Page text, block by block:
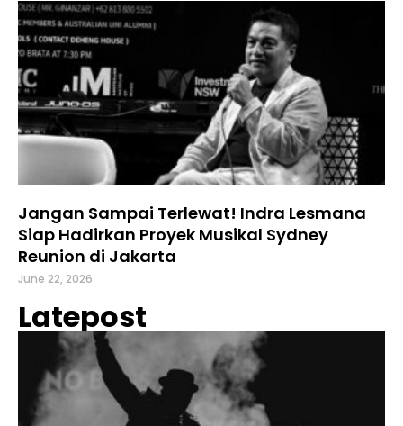
Jangan Sampai Terlewat! Indra Lesmana
Siap Hadirkan Proyek Musikal Sydney
Reunion di Jakarta
June 22, 2026
Latepost